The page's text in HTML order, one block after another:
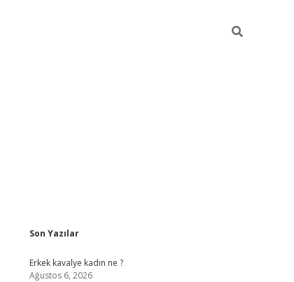
Sidebar
Son Yazılar
Erkek kavalye kadın ne ?
Ağustos 6, 2026
piabellacasino